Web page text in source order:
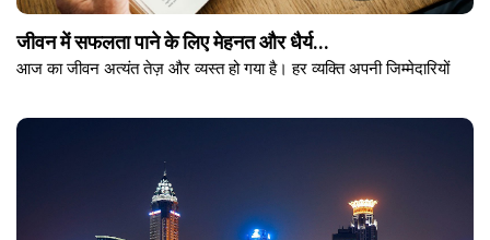
जीवन में सफलता पाने के लिए मेहनत और धैर्य...
आज का जीवन अत्यंत तेज़ और व्यस्त हो गया है। हर व्यक्ति अपनी जिम्मेदारियों